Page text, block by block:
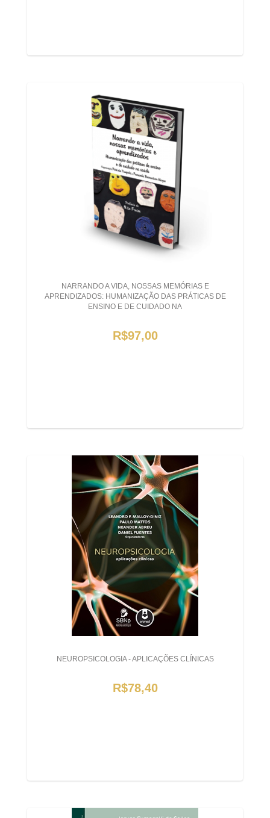
NARRANDO A VIDA, NOSSAS MEMÓRIAS E
APRENDIZADOS: HUMANIZAÇÃO DAS PRÁTICAS DE
ENSINO E DE CUIDADO NA
R$97,00
NEUROPSICOLOGIA - APLICAÇÕES CLÍNICAS
R$78,40